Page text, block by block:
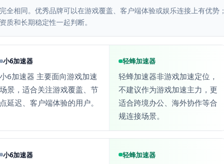
全相同。优秀品牌可以在游戏覆盖、客户端体验或娱乐连接上有优势；
质和长期稳定性一起判断。
小6加速器
小6加速器 主要面向游戏加速
场景，适合关注游戏覆盖、节
点延迟、客户端体验的用户。
轻蜂加速器
轻蜂加速器非游戏加速定位，
不建议作为游戏加速主力，更
适合跨境办公、海外协作等合
规连接场景。
小6加速器 轻蜂加速器